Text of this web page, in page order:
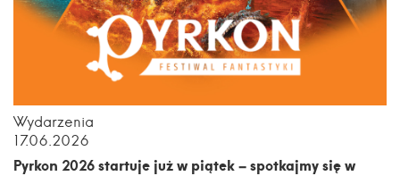
Wydarzenia
17.06.2026
Pyrkon 2026 startuje już w piątek – spotkajmy się w